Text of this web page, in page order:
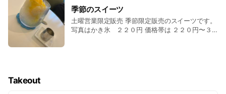
季節のスイーツ
土曜営業限定販売 季節限定販売のスイーツです。
写真はかき氷 ２２０円 価格帯は ２２０円〜３
Takeout